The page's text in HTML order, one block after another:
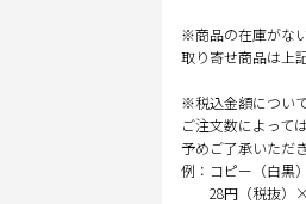
※商品の在庫がな
取り寄せ商品は上
※税込金額につい
ご注文数によって
予めご了承いただ
例：コピー（白黒
28円（税抜）